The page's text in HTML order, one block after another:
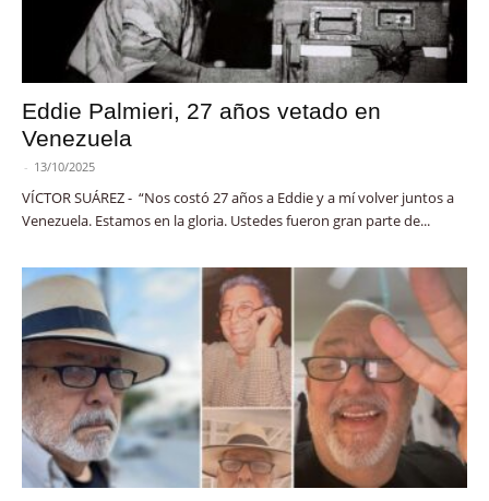
Eddie Palmieri, 27 años vetado en
Venezuela
- 13/10/2025
VÍCTOR SUÁREZ - “Nos costó 27 años a Eddie y a mí volver juntos a
Venezuela. Estamos en la gloria. Ustedes fueron gran parte de...